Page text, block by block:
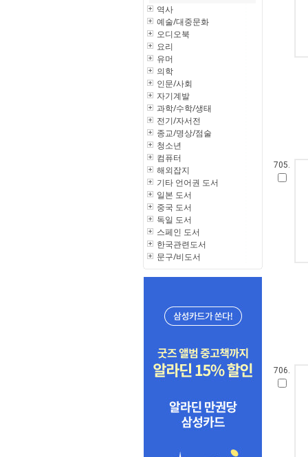
역사
예술/대중문화
오디오북
요리
유머
의학
인문/사회
자기계발
과학/수학/생태
전기/자서전
종교/명상/점술
청소년
컴퓨터
해외잡지
기타 언어권 도서
일본 도서
중국 도서
독일 도서
스페인 도서
한국관련도서
문구/비도서
705.
706.